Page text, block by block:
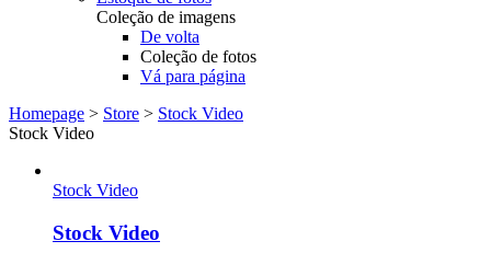
Coleção de imagens
De volta
Coleção de fotos
Vá para página
Homepage > Store > Stock Video
Stock Video
Stock Video
Stock Video